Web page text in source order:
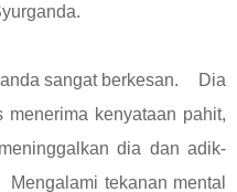
sangat berkesan. Dia
kenyataan pahit,
dia dan adik-
tekanan mental